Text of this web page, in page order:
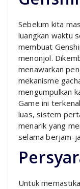
Sebelum kita
luangkan waktu
membuat
menonjol.
menawarkan
mekanisme
mengumpulkan
Game ini
luas, sistem
menarik yang
selama berjam-
Untuk